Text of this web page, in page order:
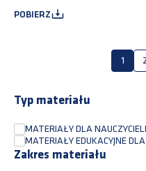
POBIERZ
1 2
Typ materiału
MATERIAŁY DLA NAUCZYCIELI
MATERIAŁY EDUKACYJNE
Zakres materiału